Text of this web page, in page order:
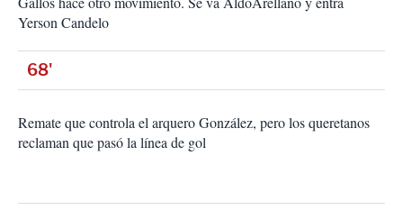
Yerson Candelo
68'
Remate que controla el arquero González, pero los queretanos
reclaman que pasó la línea de gol